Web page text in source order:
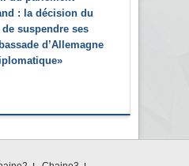
: la décision du
de suspendre ses
d’Allemagne